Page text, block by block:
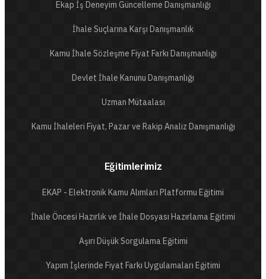
Ekap İş Deneyim Güncelleme Danışmanlığı
İhale Suçlarına Karşı Danışmanlık
Kamu İhale Sözleşme Fiyat Farkı Danışmanlığı
Devlet İhale Kanunu Danışmanlığı
Uzman Mütaalası
Kamu İhaleleri Fiyat, Pazar ve Rakip Analiz Danışmanlığı
Eğitimlerimiz
EKAP - Elektronik Kamu Alımları Platformu Eğitimi
İhale Öncesi Hazırlık ve İhale Dosyası Hazırlama Eğitimi
Aşırı Düşük Sorgulama Eğitimi
Yapım İşlerinde Fiyat Farkı Uygulamaları Eğitimi